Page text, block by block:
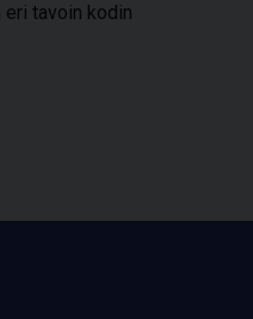
eri tavoin kodin